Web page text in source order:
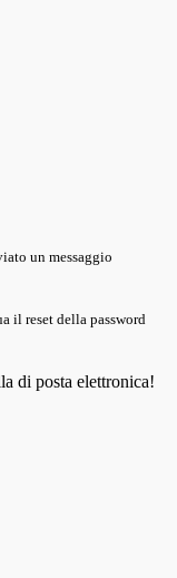
un messaggio
il reset della password
di posta elettronica!